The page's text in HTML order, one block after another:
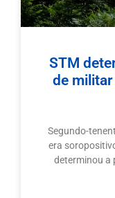
STM
de
Segundo-
era
determinou a